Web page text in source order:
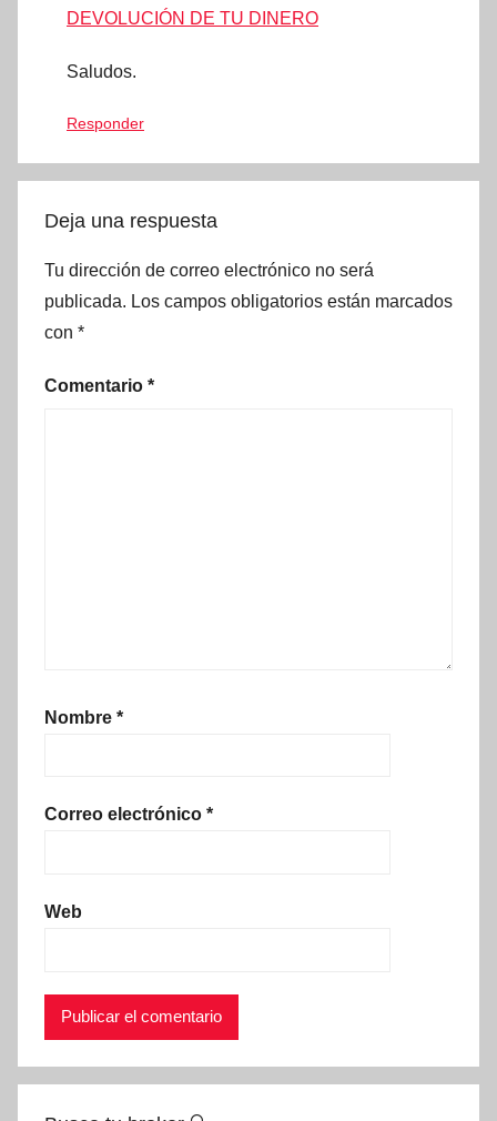
DEVOLUCIÓN DE TU DINERO
Saludos.
Responder
Deja una respuesta
Tu dirección de correo electrónico no será
publicada. Los campos obligatorios están marcados
con *
Comentario *
Nombre *
Correo electrónico *
Web